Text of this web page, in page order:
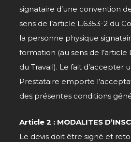
signataire d’une convention
sens de l’article L.6353-2 du
la personne physique
formation (au sens de l’article
du Travail). Le fait d’accepter
Prestataire emporte
des présentes conditions
Article 2 : MODALITES
Le devis doit être signé et